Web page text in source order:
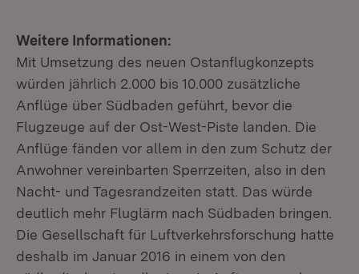
Weitere Informationen:
Mit Umsetzung des neuen Ostanflugkonzepts
würden jährlich 2.000 bis 10.000 zusätzliche
Anflüge über Südbaden geführt, bevor die
Flugzeuge auf der Ost-West-Piste landen. Die
Anflüge fänden vor allem in den zum Schutz der
Anwohner vereinbarten Sperrzeiten, also in den
Nacht- und Tagesrandzeiten statt. Das würde
deutlich mehr Fluglärm nach Südbaden bringen.
Die Gesellschaft für Luftverkehrsforschung hatte
deshalb im Januar 2016 in einem von den